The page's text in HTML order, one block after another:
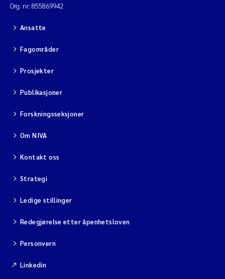
Org. nr: 855869942
Ansatte
Fagområder
Prosjekter
Publikasjoner
Forskningsseksjoner
Om NIVA
Kontakt oss
Strategi
Ledige stillinger
Redegjørelse etter åpenhetsloven
Personvern
Linkedin